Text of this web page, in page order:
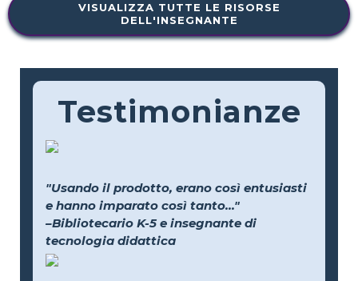
VISUALIZZA TUTTE LE RISORSE
DELL'INSEGNANTE
Testimonianze
"Usando il prodotto, erano così entusiasti
e hanno imparato così tanto..."
–Bibliotecario K-5 e insegnante di
tecnologia didattica